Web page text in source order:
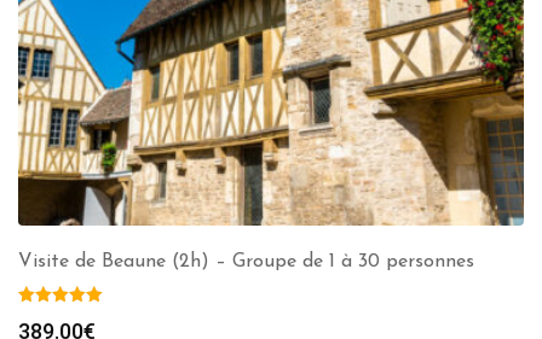
Visite de Beaune (2h) – Groupe de 1 à 30 personnes
389.00€